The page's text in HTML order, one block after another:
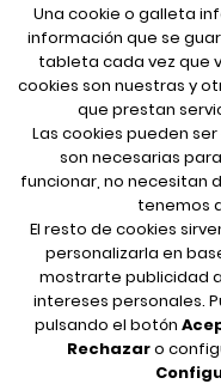
Una cookie o galleta
información que se
tableta cada vez que
cookies son nuestras y
que prestan
Las cookies pueden
son necesarias
funcionar, no necesitan
tenemos
El resto de cookies
personalizarla en
mostrarte publicidad
intereses personales.
pulsando el botón
Rechazaro